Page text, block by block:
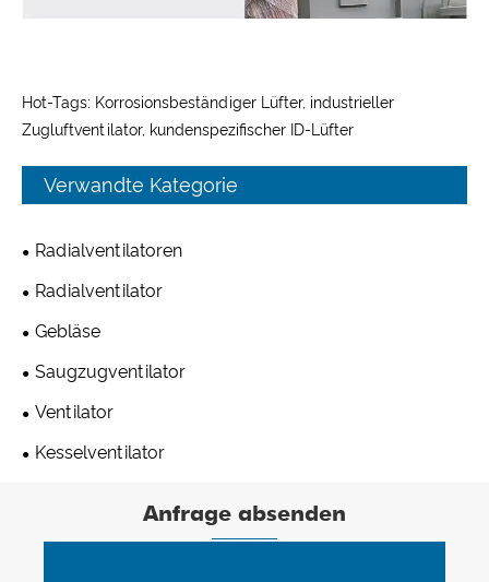
Hot-Tags: Korrosionsbeständiger Lüfter, industrieller
Zugluftventilator, kundenspezifischer ID-Lüfter
Verwandte Kategorie
Radialventilatoren
Radialventilator
Gebläse
Saugzugventilator
Ventilator
Kesselventilator
Anfrage absenden